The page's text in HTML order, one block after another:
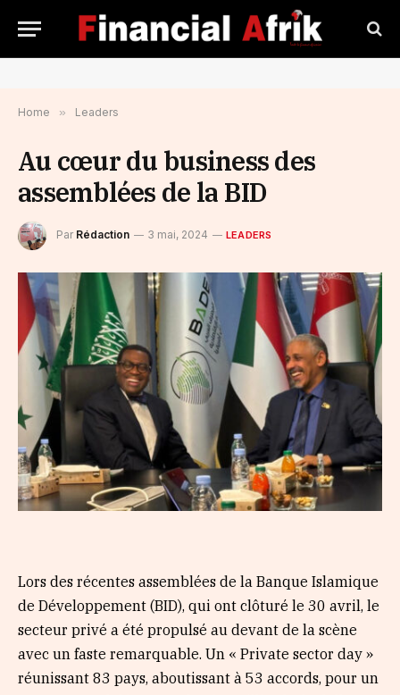
Home » Leaders
Au cœur du business des
assemblées de la BID
Par Rédaction 3 mai, 2024 LEADERS
Lors des récentes assemblées de la Banque Islamique
de Développement (BID), qui ont clôturé le 30 avril, le
secteur privé a été propulsé au devant de la scène
avec un faste remarquable. Un « Private sector day »
réunissant 83 pays, aboutissant à 53 accords, pour un